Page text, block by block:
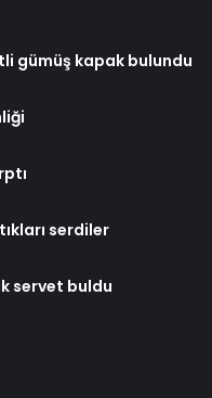
gümüş kapak bulundu
serdiler
servet buldu